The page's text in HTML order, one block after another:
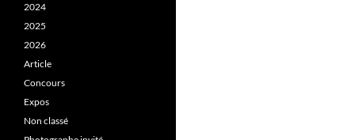
2024
2025
2026
Article
Concours
Expos
Non classé